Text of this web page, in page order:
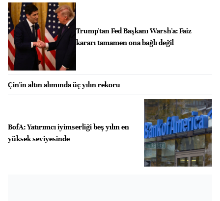
Trump'tan Fed Başkanı Warsh'a: Faiz
kararı tamamen ona bağlı değil
Çin'in altın alımında üç yılın rekoru
BofA: Yatırımcı iyimserliği beş yılın en
yüksek seviyesinde